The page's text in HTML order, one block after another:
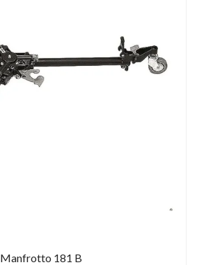
Manfrotto 181 B